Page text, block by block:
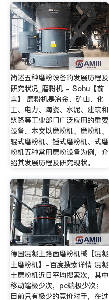
简述五种磨粉设备的发展历程及
研究状况_磨粉机 - Sohu【前
言】 磨粉机是冶金、矿山、化
工、电力、陶瓷、水泥、建筑和
筑路等工业部门广泛应用的重要
设备。本文以磨粉机、磨粉机、
辊式磨粉机、锤式磨粉机、式磨
粉机五种常用磨粉设备为例，介
绍其发展历程及研究现状。
德国混凝土路面磨粉机械【混凝
土磨粉机】-百度搜索详情 混凝
土磨粉机近日平均搜索次，其中
移动端极少次，pc端极少次；
目前只有极少的竞价对手，在过